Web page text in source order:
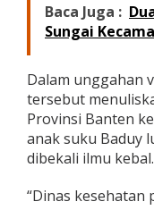
Baca Juga :
Sungai
Dalam unggahan
tersebut
Provinsi Banten
anak suku Baduy
dibekali ilmu kebal.
“Dinas